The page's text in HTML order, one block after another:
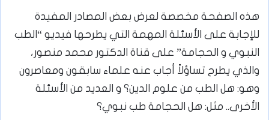
هذه الصفحة مخصصة لعرض بعض المصادر المفيدة
للإجابة على الأسئلة المهمة التي يطرحها فيديو “الطب
النبوي و الحجامة” على قناة الدكتور محمد منصور،
والذي يطرح تساؤلاً أجاب عنه علماء سابقون ومعاصرون
وهو: هل الطب من علوم الدين؟ و العديد من الأسئلة
الأخرى.. مثل: هل الحجامة طب نبوي؟